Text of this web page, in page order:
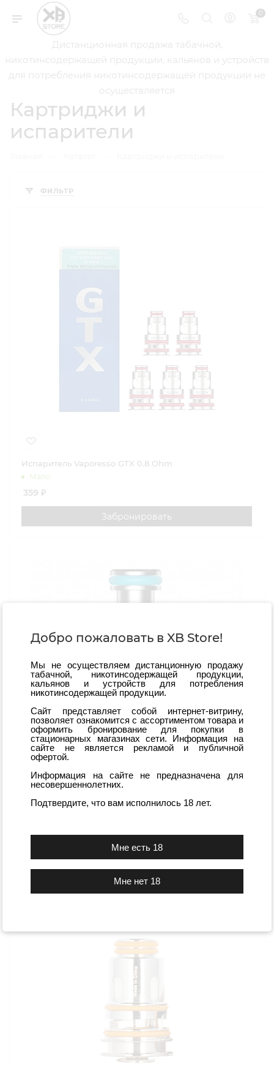
Дистанционная продажа табачной,
никотинсодержащей продукции, кальянов и устройств
для потребления никотинсодержащей продукции не
осуществляется
0
Картриджи и
испарители
ФИЛЬТР
Испаритель Vaporesso GTX 0.8 Ohm
Мало
359 ₽
Забронировать
Мало
Подробнее
Добро пожаловать в XB Store!
Мы не осуществляем дистанционную продажу
табачной, никотинсодержащей продукции,
кальянов и устройств для потребления
никотинсодержащей продукции.
Сайт представляет собой интернет-витрину,
позволяет ознакомится с ассортиментом товара и
оформить бронирование для покупки в
стационарных магазинах сети. Информация на
сайте не является рекламой и публичной
офертой.
Информация на сайте не предназначена для
несовершеннолетних.
Подтвердите, что вам исполнилось 18 лет.
Мне нет 18